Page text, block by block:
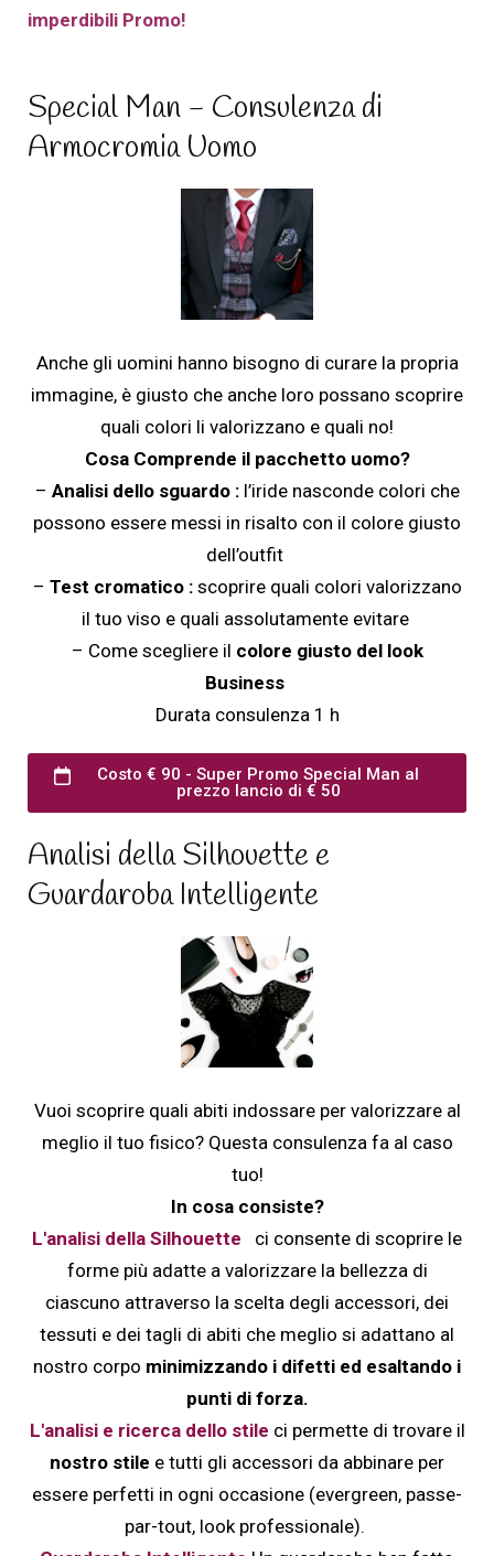
imperdibili Promo!
Special Man - Consulenza di
Armocromia Uomo
Anche gli uomini hanno bisogno di curare la propria
immagine, è giusto che anche loro possano scoprire
quali colori li valorizzano e quali no!
Cosa Comprende il pacchetto uomo?
– Analisi dello sguardo : l’iride nasconde colori che
possono essere messi in risalto con il colore giusto
dell’outfit
– Test cromatico :scoprire quali colori valorizzano
il tuo viso e quali assolutamente evitare
– Come scegliere il colore giusto del look
Business
Durata consulenza 1 h
Costo € 90 - Super Promo Special Man al
prezzo lancio di € 50
Analisi della Silhouette e
Guardaroba Intelligente
Vuoi scoprire quali abiti indossare per valorizzare al
meglio il tuo fisico? Questa consulenza fa al caso
tuo!
In cosa consiste?
L'analisi della Silhouette
ci consente di scoprire le
forme più adatte a valorizzare la bellezza di
ciascuno attraverso la scelta degli accessori, dei
tessuti e dei tagli di abiti che meglio si adattano al
nostro corpo minimizzando i difetti ed esaltando i
punti di forza.
L'analisi e ricerca dello stile ci permette di trovare il
nostro stile e tutti gli accessori da abbinare per
essere perfetti in ogni occasione (evergreen, passe-
par-tout, look professionale).